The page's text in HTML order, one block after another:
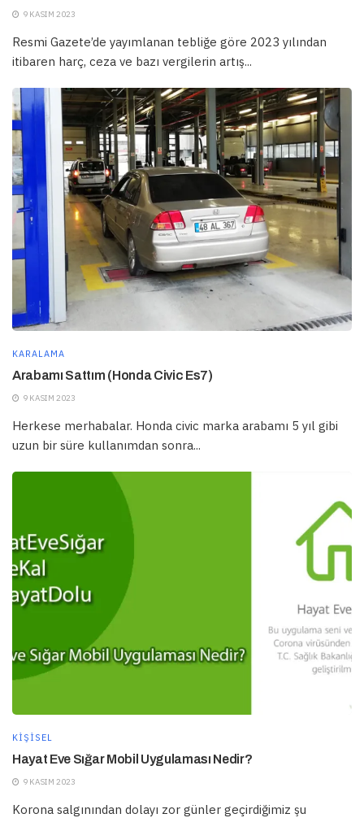
9 KASIM 2023
Resmi Gazete’de yayımlanan tebliğe göre 2023 yılından
itibaren harç, ceza ve bazı vergilerin artış...
KARALAMA
Arabamı Sattım (Honda Civic Es7)
9 KASIM 2023
Herkese merhabalar. Honda civic marka arabamı 5 yıl gibi
uzun bir süre kullanımdan sonra...
KIŞISEL
Hayat Eve Sığar Mobil Uygulaması Nedir?
9 KASIM 2023
Korona salgınından dolayı zor günler geçirdiğimiz şu